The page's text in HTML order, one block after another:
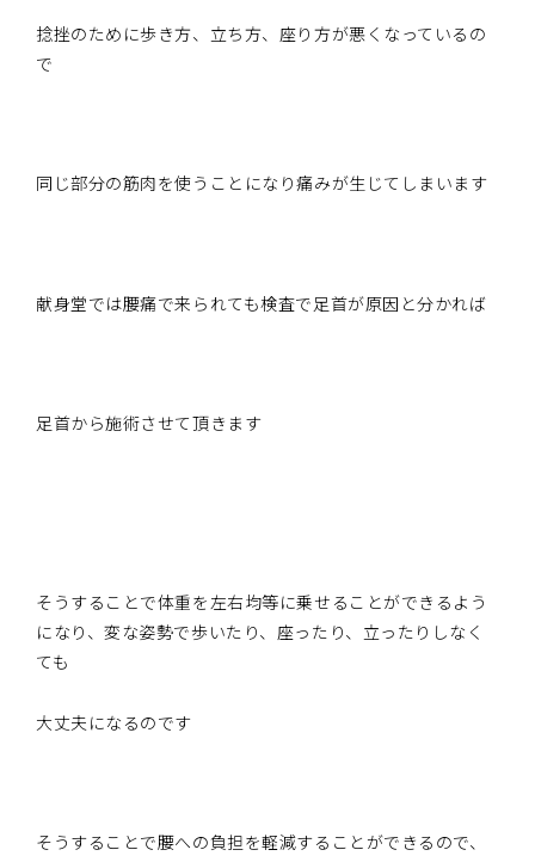
捻挫のために歩き方、立ち方、座り方が悪くなっているの
で
同じ部分の筋肉を使うことになり痛みが生じてしまいます
献身堂では腰痛で来られても検査で足首が原因と分かれば
足首から施術させて頂きます
そうすることで体重を左右均等に乗せることができるよう
になり、変な姿勢で歩いたり、座ったり、立ったりしなく
ても
大丈夫になるのです
そうすることで腰への負担を軽減することができるので、